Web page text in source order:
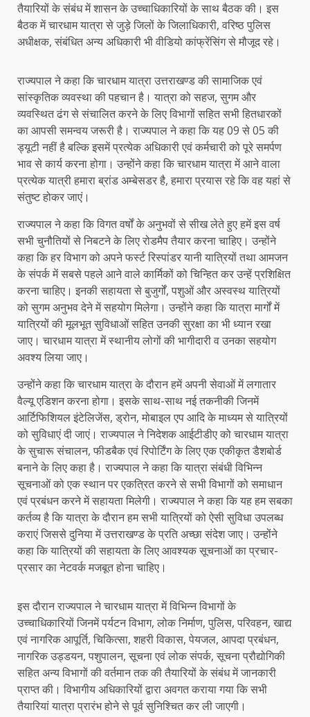
तैयारियों के संबंध में शासन के उच्चाधिकारियों के साथ बैठक की। इस
बैठक में चारधाम यात्रा से जुड़े जिलों के जिलाधिकारी, वरिष्ठ पुलिस
अधीक्षक, संबंधित अन्य अधिकारी भी वीडियो कांफ्रेंसिंग से मौजूद रहे।
राज्यपाल ने कहा कि चारधाम यात्रा उत्तराखण्ड की सामाजिक एवं
सांस्कृतिक व्यवस्था की पहचान है। यात्रा को सहज, सुगम और
व्यवस्थित ढंग से संचालित करने के लिए विभागों सहित सभी हितधारकों
का आपसी समन्वय जरूरी है। राज्यपाल ने कहा कि यह 09 से 05 की
ड्यूटी नहीं है बल्कि इसमें प्रत्येक अधिकारी एवं कर्मचारी को पूरे समर्पण
भाव से कार्य करना होगा। उन्होंने कहा कि चारधाम यात्रा में आने वाला
प्रत्येक यात्री हमारा ब्रांड अम्बेसडर है, हमारा प्रयास रहे कि वह यहां से
संतुष्ट होकर जाएं।
राज्यपाल ने कहा कि विगत वर्षों के अनुभवों से सीख लेते हुए हमें इस वर्ष
सभी चुनौतियों से निबटने के लिए रोडमैप तैयार करना चाहिए। उन्होंने
कहा कि हर विभाग को अपने फर्स्ट रिस्पांडर यानी यात्रियों तथा आमजन
के संपर्क में सबसे पहले आने वाले कार्मिकों को चिन्हित कर उन्हें प्रशिक्षित
करना चाहिए। इनकी सहायता से बुजुर्गों, पशुओं और अस्वस्थ यात्रियों
को सुगम अनुभव देने में सहयोग मिलेगा। उन्होंने कहा कि यात्रा मार्गों में
यात्रियों की मूलभूत सुविधाओं सहित उनकी सुरक्षा का भी ध्यान रखा
जाए। चारधाम यात्रा में स्थानीय लोगों की भागीदारी व उनका सहयोग
अवश्य लिया जाए।
उन्होंने कहा कि चारधाम यात्रा के दौरान हमें अपनी सेवाओं में लगातार
वैल्यू एडिशन करना होगा। इसके साथ-साथ नई तकनीकी जिनमें
आर्टिफिशियल इंटेलिजेंस, ड्रोन, मोबाइल एप आदि के माध्यम से यात्रियों
को सुविधाएं दी जाएं। राज्यपाल ने निदेशक आईटीडीए को चारधाम यात्रा
के सुचारू संचालन, फीडबैक एवं रिपोर्टिंग के लिए एक एकीकृत डैशबोर्ड
बनाने के लिए कहा है। राज्यपाल ने कहा कि यात्रा संबंधी विभिन्न
सूचनाओं को एक स्थान पर एकत्रित करने से सभी विभागों को समाधान
एवं प्रबंधन करने में सहायता मिलेगी। राज्यपाल ने कहा कि यह हम सबका
कर्तव्य है कि यात्रा के दौरान हम सभी यात्रियों को ऐसी सुविधा उपलब्ध
कराएं जिससे दुनिया में उत्तराखण्ड के प्रति अच्छा संदेश जाए। उन्होंने
कहा कि यात्रियों की सहायता के लिए आवश्यक सूचनाओं का प्रचार-
प्रसार का नेटवर्क मजबूत होना चाहिए।
इस दौरान राज्यपाल ने चारधाम यात्रा में विभिन्न विभागों के
उच्चाधिकारियों जिनमें पर्यटन विभाग, लोक निर्माण, पुलिस, परिवहन, खाद्य
एवं नागरिक आपूर्ति, चिकित्सा, शहरी विकास, पेयजल, आपदा प्रबंधन,
नागरिक उड्डयन, पशुपालन, सूचना एवं लोक संपर्क, सूचना प्रौद्योगिकी
सहित अन्य विभागों की वर्तमान तक की तैयारियों के संबंध में जानकारी
प्राप्त की। विभागीय अधिकारियों द्वारा अवगत कराया गया कि सभी
तैयारियां यात्रा प्रारंभ होने से पूर्व सुनिश्चित कर ली जाएगी।